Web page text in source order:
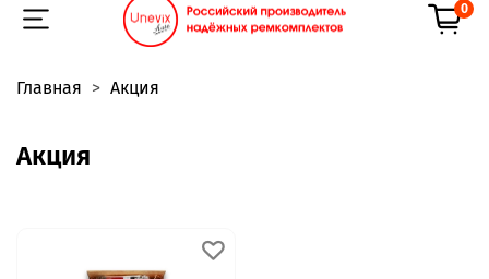
0
Главная Акция
Акция